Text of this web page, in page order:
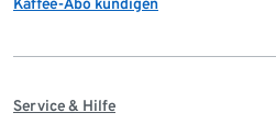
Kaffee-Abo kündigen
Service & Hilfe